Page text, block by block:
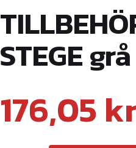
STEGE grå
176,05